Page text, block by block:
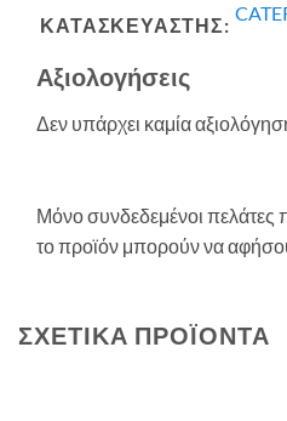
ΚΑΤΑΣΚΕΥΑΣΤΗΣ:
Αξιολογήσεις
Δεν υπάρχει καμία
Μόνο συνδεδεμένοι πελάτες
το προϊόν μπορούν να
ΣΧΕΤΙΚΆ ΠΡΟΪΌΝΤΑ